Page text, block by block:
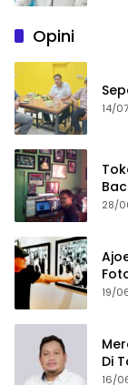
Opini
14/
28/
19/
Di
16/